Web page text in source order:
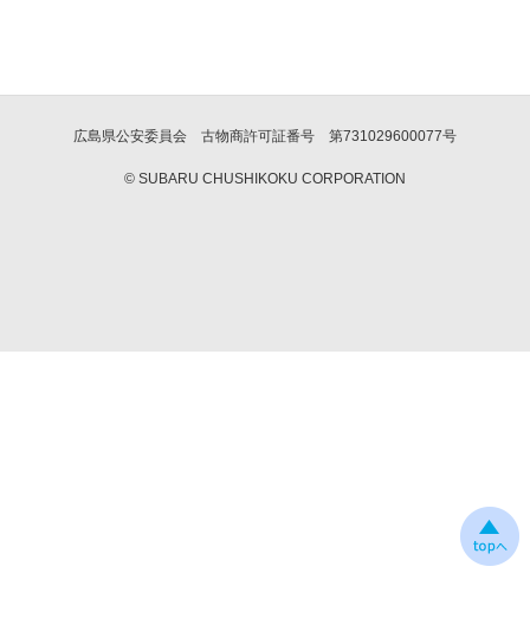
広島県公安委員会 古物商許可証番号 第731029600077号
© SUBARU CHUSHIKOKU CORPORATION